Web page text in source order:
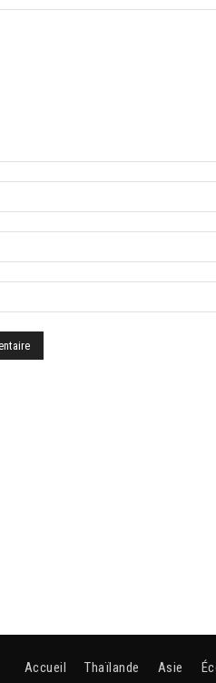
Accueil Thaïlande Asie